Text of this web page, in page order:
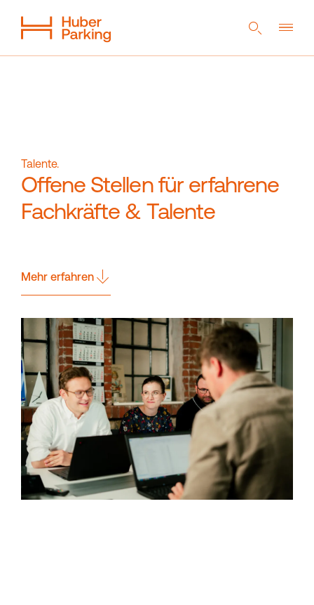
Magazin Kontakt
Downloads
Talente.
Offene Stellen für erfahrene
Fachkräfte & Talente
Mehr erfahren